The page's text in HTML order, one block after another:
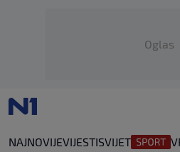
Oglas
NAJNOVIJEVIJESTISVIJET